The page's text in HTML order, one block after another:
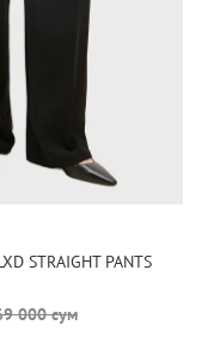
STRAIGHT PANTS
000 сум